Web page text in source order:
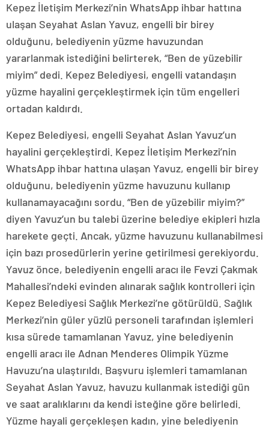
Kepez İletişim Merkezi’nin WhatsApp ihbar hattına
ulaşan Seyahat Aslan Yavuz, engelli bir birey
olduğunu, belediyenin yüzme havuzundan
yararlanmak istediğini belirterek, “Ben de yüzebilir
miyim” dedi. Kepez Belediyesi, engelli vatandaşın
yüzme hayalini gerçekleştirmek için tüm engelleri
ortadan kaldırdı.
Kepez Belediyesi, engelli Seyahat Aslan Yavuz’un
hayalini gerçekleştirdi. Kepez İletişim Merkezi’nin
WhatsApp ihbar hattına ulaşan Yavuz, engelli bir birey
olduğunu, belediyenin yüzme havuzunu kullanıp
kullanamayacağını sordu. “Ben de yüzebilir miyim?”
diyen Yavuz’un bu talebi üzerine belediye ekipleri hızla
harekete geçti. Ancak, yüzme havuzunu kullanabilmesi
için bazı prosedürlerin yerine getirilmesi gerekiyordu.
Yavuz önce, belediyenin engelli aracı ile Fevzi Çakmak
Mahallesi’ndeki evinden alınarak sağlık kontrolleri için
Kepez Belediyesi Sağlık Merkezi’ne götürüldü. Sağlık
Merkezi’nin güler yüzlü personeli tarafından işlemleri
kısa sürede tamamlanan Yavuz, yine belediyenin
engelli aracı ile Adnan Menderes Olimpik Yüzme
Havuzu’na ulaştırıldı. Başvuru işlemleri tamamlanan
Seyahat Aslan Yavuz, havuzu kullanmak istediği gün
ve saat aralıklarını da kendi isteğine göre belirledi.
Yüzme hayali gerçekleşen kadın, yine belediyenin